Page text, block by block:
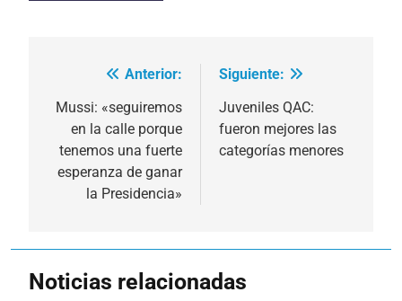
Navegación
de
entradas
Anterior:
Mussi: «seguiremos
en la calle porque
tenemos una fuerte
esperanza de ganar
la Presidencia»
Siguiente:
Juveniles QAC:
fueron mejores las
categorías menores
Noticias relacionadas